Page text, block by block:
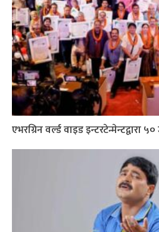
एभरग्रिन वर्ल्ड वाइड इन्टरटेन्मेन्टद्वारा